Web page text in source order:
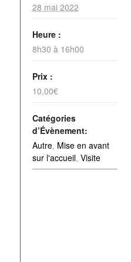
28 mai 2022
Heure :
8h30 à 16h00
Prix :
10,00€
Catégories
d’Évènement:
Autre, Mise en avant
sur l'accueil, Visite